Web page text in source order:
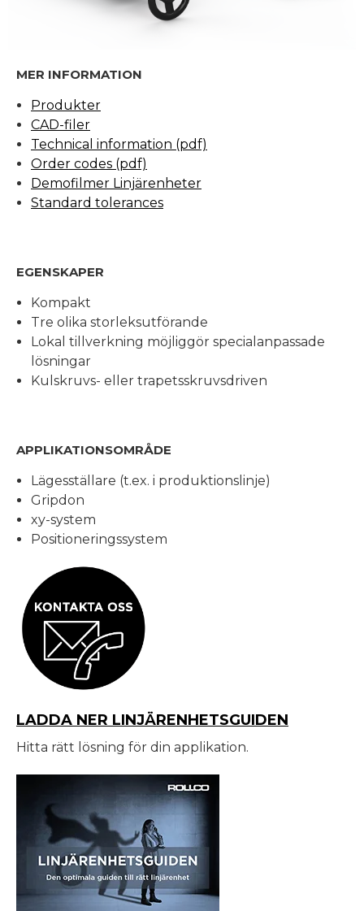
MER INFORMATION
Produkter
CAD-filer
Technical information (pdf)
Order codes (pdf)
Demofilmer Linjärenheter
Standard tolerances
EGENSKAPER
Kompakt
Tre olika storleksutförande
Lokal tillverkning möjliggör specialanpassade
lösningar
Kulskruvs- eller trapetsskruvsdriven
APPLIKATIONSOMRÅDE
Lägesställare (t.ex. i produktionslinje)
Gripdon
xy-system
Positioneringssystem
LADDA NER LINJÄRENHETSGUIDEN
Hitta rätt lösning för din applikation.